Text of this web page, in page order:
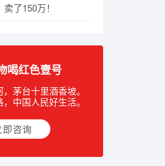
卖了150万！
喝红色壹号
茅台十里酒香坡。
中国人民好生活。
即咨询